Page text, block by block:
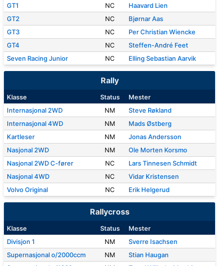
GT1
NC
Haavard Lien
GT2
NC
Bjørnar Aas
GT3
NC
Per Christian Wiencke
GT4
NC
Steffen-André Feet
Seven Racing Junior
NC Elling Sebastian Aarvik
Rally
Klasse Status
Mester
Internasjonal 2WD
NM
Steve Røkland
Internasjonal 4WD
NM
Mads Østberg
Kartleser
NM
Jonas Andersson
Nasjonal 2WD
NM
Ole Morten Korsmo
Nasjonal 2WD C-fører
NC
Lars Tinnesen Schmidt
Nasjonal 4WD
NC
Vidar Kristensen
Volvo Original
NC Erik Helgerud
Rallycross
Klasse Status
Mester
Divisjon 1
NM
Sverre Isachsen
Supernasjonal o/2000ccm
NM
Stian Haugan